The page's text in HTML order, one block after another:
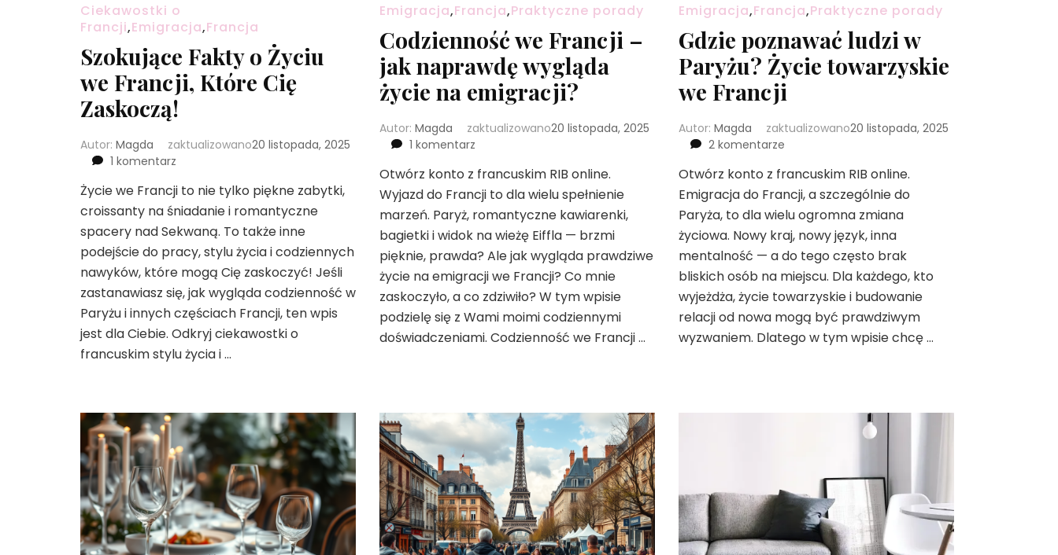
Ciekawostki o
Francji,Emigracja,Francja
Szokujące Fakty o Życiu
we Francji, Które Cię
Zaskoczą!
Autor: Magda zaktualizowano20 listopada, 2025
1 komentarz
Fakty
o
Życiu
Francji,
Które
Cię
Zaskoczą!
Życie we Francji to nie tylko piękne zabytki,
croissanty na śniadanie i romantyczne
spacery nad Sekwaną. To także inne
podejście do pracy, stylu życia i codziennych
nawyków, które mogą Cię zaskoczyć! Jeśli
zastanawiasz się, jak wygląda codzienność w
Paryżu i innych częściach Francji, ten wpis
jest dla Ciebie. Odkryj ciekawostki o
francuskim stylu życia i …
Emigracja,Francja,Praktyczne porady
Codzienność we Francji –
jak naprawdę wygląda
życie na emigracji?
Autor: Magda zaktualizowano20 listopada, 2025
1 komentarzdo
we
Francji
–
naprawdę
wygląda
życie
na
emigracji?
Otwórz konto z francuskim RIB online.
Wyjazd do Francji to dla wielu spełnienie
marzeń. Paryż, romantyczne kawiarenki,
bagietki i widok na wieżę Eiffla — brzmi
pięknie, prawda? Ale jak wygląda prawdziwe
życie na emigracji we Francji? Co mnie
zaskoczyło, a co zdziwiło? W tym wpisie
podzielę się z Wami moimi codziennymi
doświadczeniami. Codzienność we Francji …
Emigracja,Francja,Praktyczne porady
Gdzie poznawać ludzi w
Paryżu? Życie towarzyskie
we Francji
Autor: Magda zaktualizowano20 listopada, 2025
2 komentarzedo
poznawać
ludzi
w
Paryżu?
Życie
towarzyskie
we
Francji
Otwórz konto z francuskim RIB online.
Emigracja do Francji, a szczególnie do
Paryża, to dla wielu ogromna zmiana
życiowa. Nowy kraj, nowy język, inna
mentalność — a do tego często brak
bliskich osób na miejscu. Dla każdego, kto
wyjeżdża, życie towarzyskie i budowanie
relacji od nowa mogą być prawdziwym
wyzwaniem. Dlatego w tym wpisie chcę …